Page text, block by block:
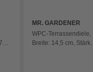
MR. GARDENER
WPC-Terrassendiele,
Breite: 14,5 cm, Stärke: